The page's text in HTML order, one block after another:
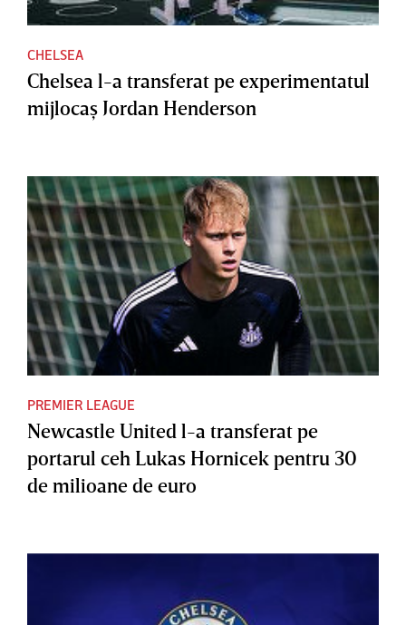
CHELSEA
Chelsea l-a transferat pe experimentatul
mijlocaş Jordan Henderson
PREMIER LEAGUE
Newcastle United l-a transferat pe
portarul ceh Lukas Hornicek pentru 30
de milioane de euro